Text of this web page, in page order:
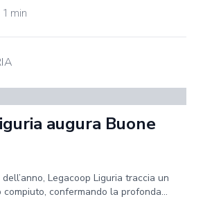
1 min
augura Buone
Legacoop Liguria traccia un
confermando la profonda...